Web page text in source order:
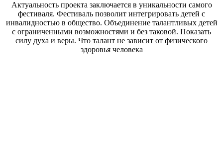
Актуальность проекта заключается в уникальности самого
фестиваля. Фестиваль позволит интегрировать детей с
инвалидностью в общество. Объединение талантливых детей
с ограниченными возможностями и без таковой. Показать
силу духа и веры. Что талант не зависит от физического
здоровья человека